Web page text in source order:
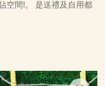
空間!。 是送禮及自用都